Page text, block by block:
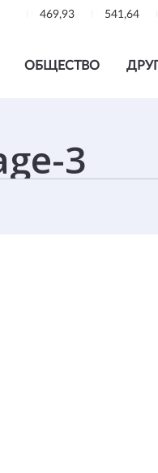
469,93 541,64
ОБЩЕСТВО